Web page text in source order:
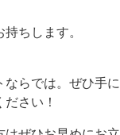
ちします。
らでは。ぜひ手に
さい！